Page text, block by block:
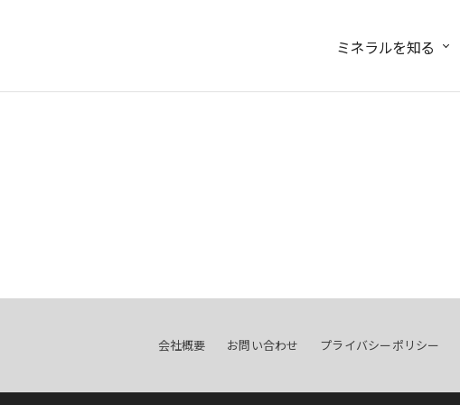
ミネラルを知る
会社概要 お問い合わせ プライバシーポリシー